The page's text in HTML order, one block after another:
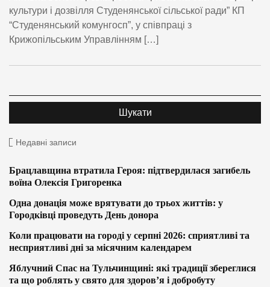
культури і дозвілля Студенянської сільської ради” КП
“Студенянський комунгосп”, у співпраці з
Крижопільським Управлінням […]
Недавні записи
Брацлавщина втратила Героя: підтвердилася загибель
воїна Олексія Григоренка
Одна донація може врятувати до трьох життів: у
Городківці проведуть День донора
Коли працювати на городі у серпні 2026: сприятливі та
несприятливі дні за місячним календарем
Яблучний Спас на Тульчинщині: які традиції збереглися
та що роблять у свято для здоров’я і добробуту